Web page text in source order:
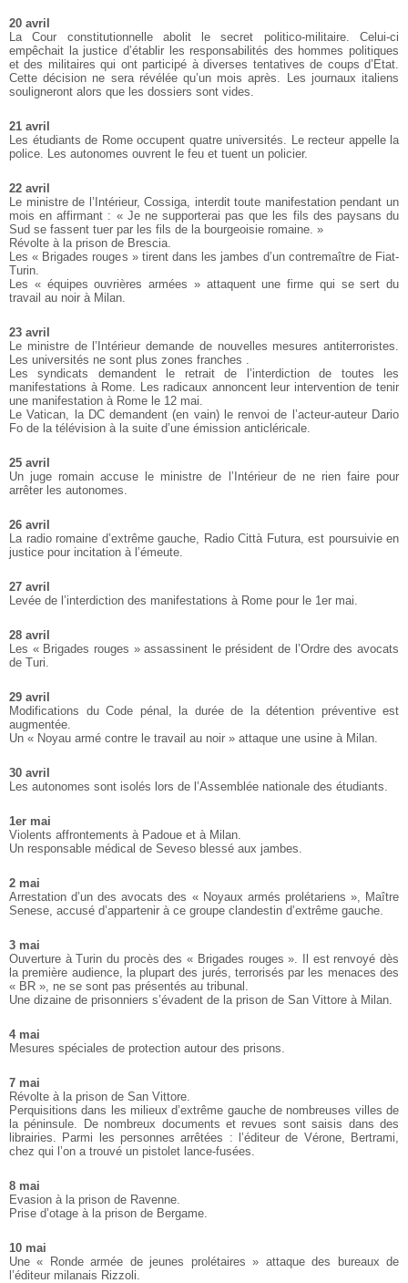
20 avril
La Cour constitutionnelle abolit le secret politico-militaire. Celui-ci
empêchait la justice d’établir les responsabilités des hommes politiques
et des militaires qui ont participé à diverses tentatives de coups d’Etat.
Cette décision ne sera révélée qu’un mois après. Les journaux italiens
souligneront alors que les dossiers sont vides.
21 avril
Les étudiants de Rome occupent quatre universités. Le recteur appelle la
police. Les autonomes ouvrent le feu et tuent un policier.
22 avril
Le ministre de l’Intérieur, Cossiga, interdit toute manifestation pendant un
mois en affirmant : « Je ne supporterai pas que les fils des paysans du
Sud se fassent tuer par les fils de la bourgeoisie romaine. »
Révolte à la prison de Brescia.
Les « Brigades rouges » tirent dans les jambes d’un contremaître de Fiat-
Turin.
Les « équipes ouvrières armées » attaquent une firme qui se sert du
travail au noir à Milan.
23 avril
Le ministre de l’Intérieur demande de nouvelles mesures antiterroristes.
Les universités ne sont plus zones franches .
Les syndicats demandent le retrait de l’interdiction de toutes les
manifestations à Rome. Les radicaux annoncent leur intervention de tenir
une manifestation à Rome le 12 mai.
Le Vatican, la DC demandent (en vain) le renvoi de l’acteur-auteur Dario
Fo de la télévision à la suite d’une émission anticléricale.
25 avril
Un juge romain accuse le ministre de l’Intérieur de ne rien faire pour
arrêter les autonomes.
26 avril
La radio romaine d’extrême gauche, Radio Città Futura, est poursuivie en
justice pour incitation à l’émeute.
27 avril
Levée de l’interdiction des manifestations à Rome pour le 1er mai.
28 avril
Les « Brigades rouges » assassinent le président de l’Ordre des avocats
de Turi.
29 avril
Modifications du Code pénal, la durée de la détention préventive est
augmentée.
Un « Noyau armé contre le travail au noir » attaque une usine à Milan.
30 avril
Les autonomes sont isolés lors de l’Assemblée nationale des étudiants.
1er mai
Violents affrontements à Padoue et à Milan.
Un responsable médical de Seveso blessé aux jambes.
2 mai
Arrestation d’un des avocats des « Noyaux armés prolétariens », Maître
Senese, accusé d’appartenir à ce groupe clandestin d’extrême gauche.
3 mai
Ouverture à Turin du procès des « Brigades rouges ». Il est renvoyé dès
la première audience, la plupart des jurés, terrorisés par les menaces des
« BR », ne se sont pas présentés au tribunal.
Une dizaine de prisonniers s’évadent de la prison de San Vittore à Milan.
4 mai
Mesures spéciales de protection autour des prisons.
7 mai
Révolte à la prison de San Vittore.
Perquisitions dans les milieux d’extrême gauche de nombreuses villes de
la péninsule. De nombreux documents et revues sont saisis dans des
librairies. Parmi les personnes arrêtées : l’éditeur de Vérone, Bertrami,
chez qui l’on a trouvé un pistolet lance-fusées.
8 mai
Evasion à la prison de Ravenne.
Prise d’otage à la prison de Bergame.
10 mai
Une « Ronde armée de jeunes prolétaires » attaque des bureaux de
l’éditeur milanais Rizzoli.